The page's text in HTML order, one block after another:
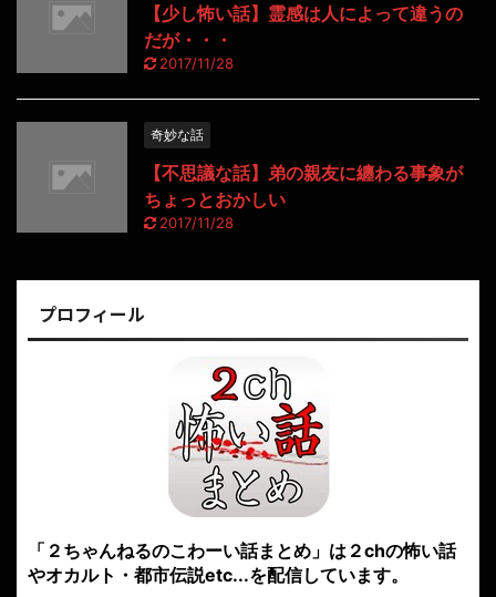
【少し怖い話】霊感は人によって違うの
だが・・・
2017/11/28
奇妙な話
【不思議な話】弟の親友に纏わる事象が
ちょっとおかしい
2017/11/28
プロフィール
「２ちゃんねるのこわーい話まとめ」は２chの怖い話
やオカルト・都市伝説etc...を配信しています。